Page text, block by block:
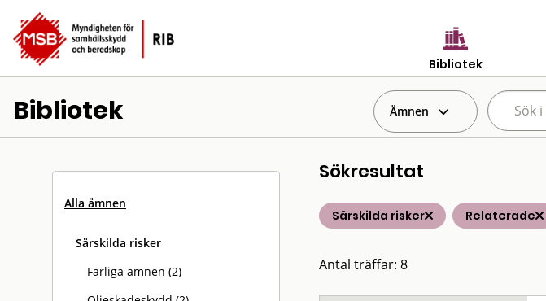
Bibliotek
Bibliotek Ämnen
Alla ämnen
Särskilda risker
Farliga ämnen (2)
Sökresultat
Särskilda risker Relaterade
Antal träffar: 8